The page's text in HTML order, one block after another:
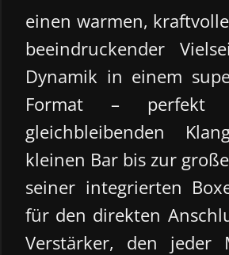
einen warmen,
beeindruckender
Dynamik in einem
Format – perfekt
gleichbleibenden
kleinen Bar bis zur
seiner integrierten
für den direkten
Verstärker, den jeder